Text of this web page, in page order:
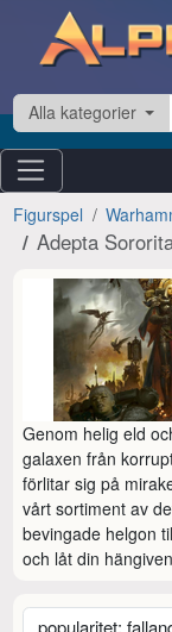
Hoppa till innehåll
Alla kategorier
Figurspel
Adepta
Genom helig eld
galaxen från
förlitar sig på
vårt sortiment av
bevingade helgon
och låt din